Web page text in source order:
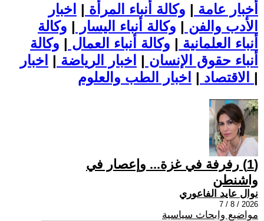
أخبار عامة | وكالة أنباء المرأة | اخبار
الأدب والفن | وكالة أنباء اليسار | وكالة
أنباء العلمانية | وكالة أنباء العمال | وكالة
أنباء حقوق الإنسان | اخبار الرياضة | اخبار
الاقتصاد | |
(1) رفرفة في غزة... وإعصار في
واشنطن
نوال عايد الفاعوري
2026 / 8 / 7
مواضيع وابحاث سياسية